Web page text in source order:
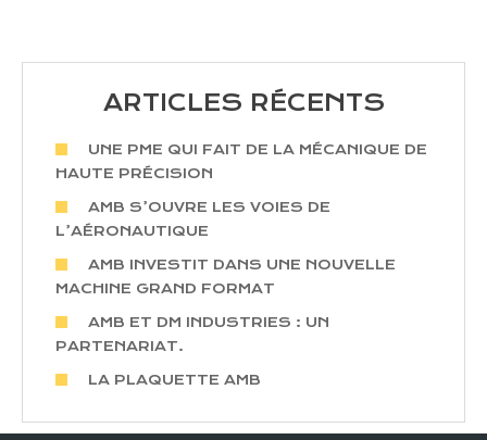
ARTICLES RÉCENTS
UNE PME QUI FAIT DE LA MÉCANIQUE DE
HAUTE PRÉCISION
AMB S’OUVRE LES VOIES DE
L’AÉRONAUTIQUE
AMB INVESTIT DANS UNE NOUVELLE
MACHINE GRAND FORMAT
AMB ET DM INDUSTRIES : UN
PARTENARIAT.
LA PLAQUETTE AMB